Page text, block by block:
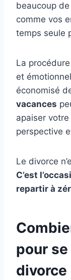
beaucoup
comme vos
temps seule
La
et
économisé
vacances
apaiser
perspective
Le divorce
C’est
repartir à
pour se
divorce